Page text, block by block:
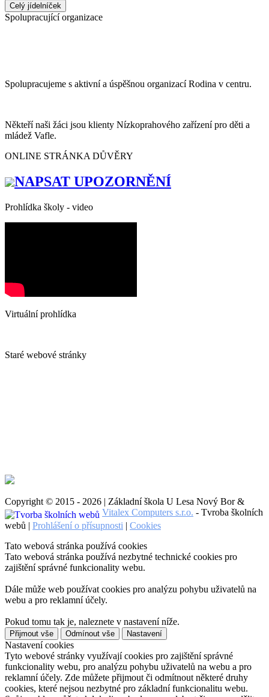
Celý jídelníček
Spolupracující organizace
Spolupracujeme s aktivní a úspěšnou organizací Rodina v centru.
Někteří naši žáci jsou klienty Nízkoprahového zařízení pro děti a
mládež Vafle.
ONLINE STRÁNKA DŮVĚRY
NAPSAT UPOZORNĚNÍ
Prohlídka školy - video
Virtuální prohlídka
Staré webové stránky
Copyright © 2015 - 2026 | Základní škola U Lesa Nový Bor &
Vitalex Computers s.r.o. - Tvroba školních
webů | Prohlášení o přísupnosti | Cookies
Tato webová stránka používá cookies
Tato webová stránka používá nezbytné technické cookies pro
zajištění správné funkcionality webu.
Dále může web používat cookies pro analýzu pohybu uživatelů na
webu a pro reklamní účely.
Pokud tomu tak je, naleznete v nastavení níže.
Přijmout vše Odmínout vše Nastavení
Nastavení cookies
Tyto webové stránky využívají cookies pro zajištění správné
funkcionality webu, pro analýzu pohybu uživatelů na webu a pro
reklamní účely. Zde můžete přijmout či odmítnout některé druhy
cookies, které nejsou nezbytné pro základní funkcionalitu webu.